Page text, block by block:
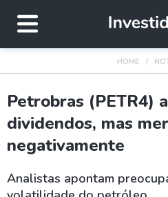
HOME
Petrobras (PETR4)
dividendos, mas
negativamente
Analistas apontam